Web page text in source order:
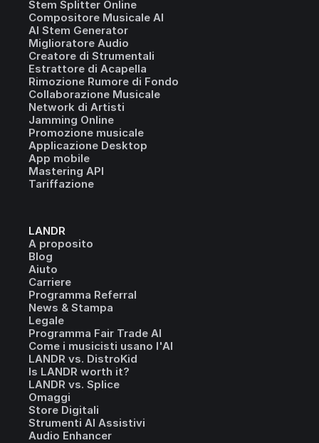
Stem Splitter Online
Compositore Musicale AI
AI Stem Generator
Miglioratore Audio
Creatore di Strumentali
Estrattore di Acapella
Rimozione Rumore di Fondo
Collaborazione Musicale
Network di Artisti
Jamming Online
Promozione musicale
Applicazione Desktop
App mobile
Mastering API
Tariffazione
LANDR
A proposito
Blog
Aiuto
Carriere
Programma Referral
News & Stampa
Legale
Programma Fair Trade AI
Come i musicisti usano l'AI
LANDR vs. DistroKid
Is LANDR worth it?
LANDR vs. Splice
Omaggi
Store Digitali
Strumenti AI Assistivi
Audio Enhancer